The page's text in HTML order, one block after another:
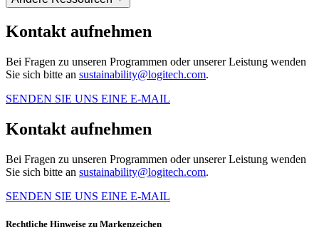
Kontakt aufnehmen
Bei Fragen zu unseren Programmen oder unserer Leistung wenden
Sie sich bitte an sustainability@logitech.com.
SENDEN SIE UNS EINE E-MAIL
Kontakt aufnehmen
Bei Fragen zu unseren Programmen oder unserer Leistung wenden
Sie sich bitte an sustainability@logitech.com.
SENDEN SIE UNS EINE E-MAIL
Rechtliche Hinweise zu Markenzeichen